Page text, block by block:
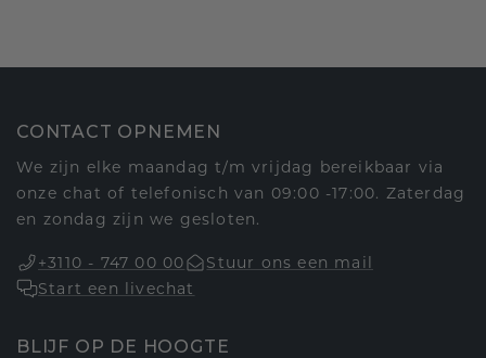
CONTACT OPNEMEN
We zijn elke maandag t/m vrijdag bereikbaar via
onze chat of telefonisch van 09:00 -17:00. Zaterdag
en zondag zijn we gesloten.
+3110 - 747 00 00
Stuur ons een mail
Start een livechat
BLIJF OP DE HOOGTE